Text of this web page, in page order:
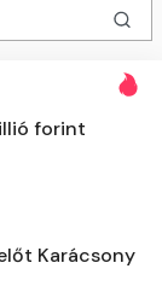
forint
Karácsony